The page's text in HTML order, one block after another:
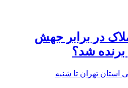
در برابر جهش
شد؟